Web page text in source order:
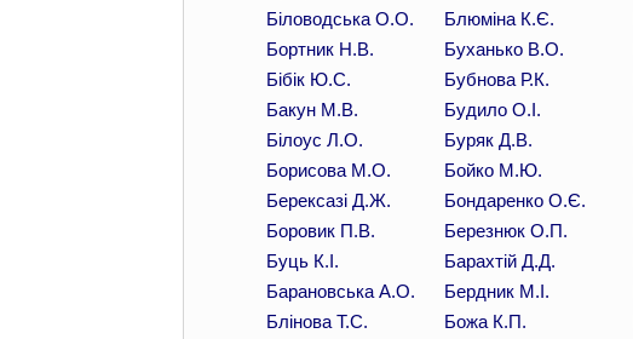
Біловодська О.О.
Блюміна К.Є.
Бортник Н.В.
Буханько В.О.
Бібік Ю.С.
Бубнова Р.К.
Бакун М.В.
Будило О.І.
Білоус Л.О.
Буряк Д.В.
Борисова М.О.
Бойко М.Ю.
Берексазі Д.Ж.
Бондаренко О.Є.
Боровик П.В.
Березнюк О.П.
Буць К.І.
Барахтій Д.Д.
Барановська А.О.
Бердник М.І.
Блінова Т.С.
Божа К.П.